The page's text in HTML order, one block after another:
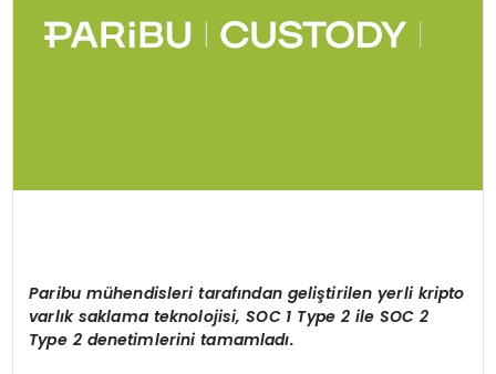
Paribu mühendisleri tarafından geliştirilen yerli kripto
varlık saklama teknolojisi, SOC 1 Type 2 ile SOC 2
Type 2 denetimlerini tamamladı.